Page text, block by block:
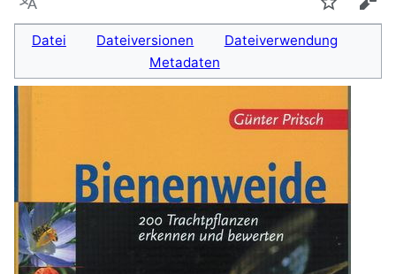
Sprache
Datei Dateiversionen
Dateiverwendung
Metadaten